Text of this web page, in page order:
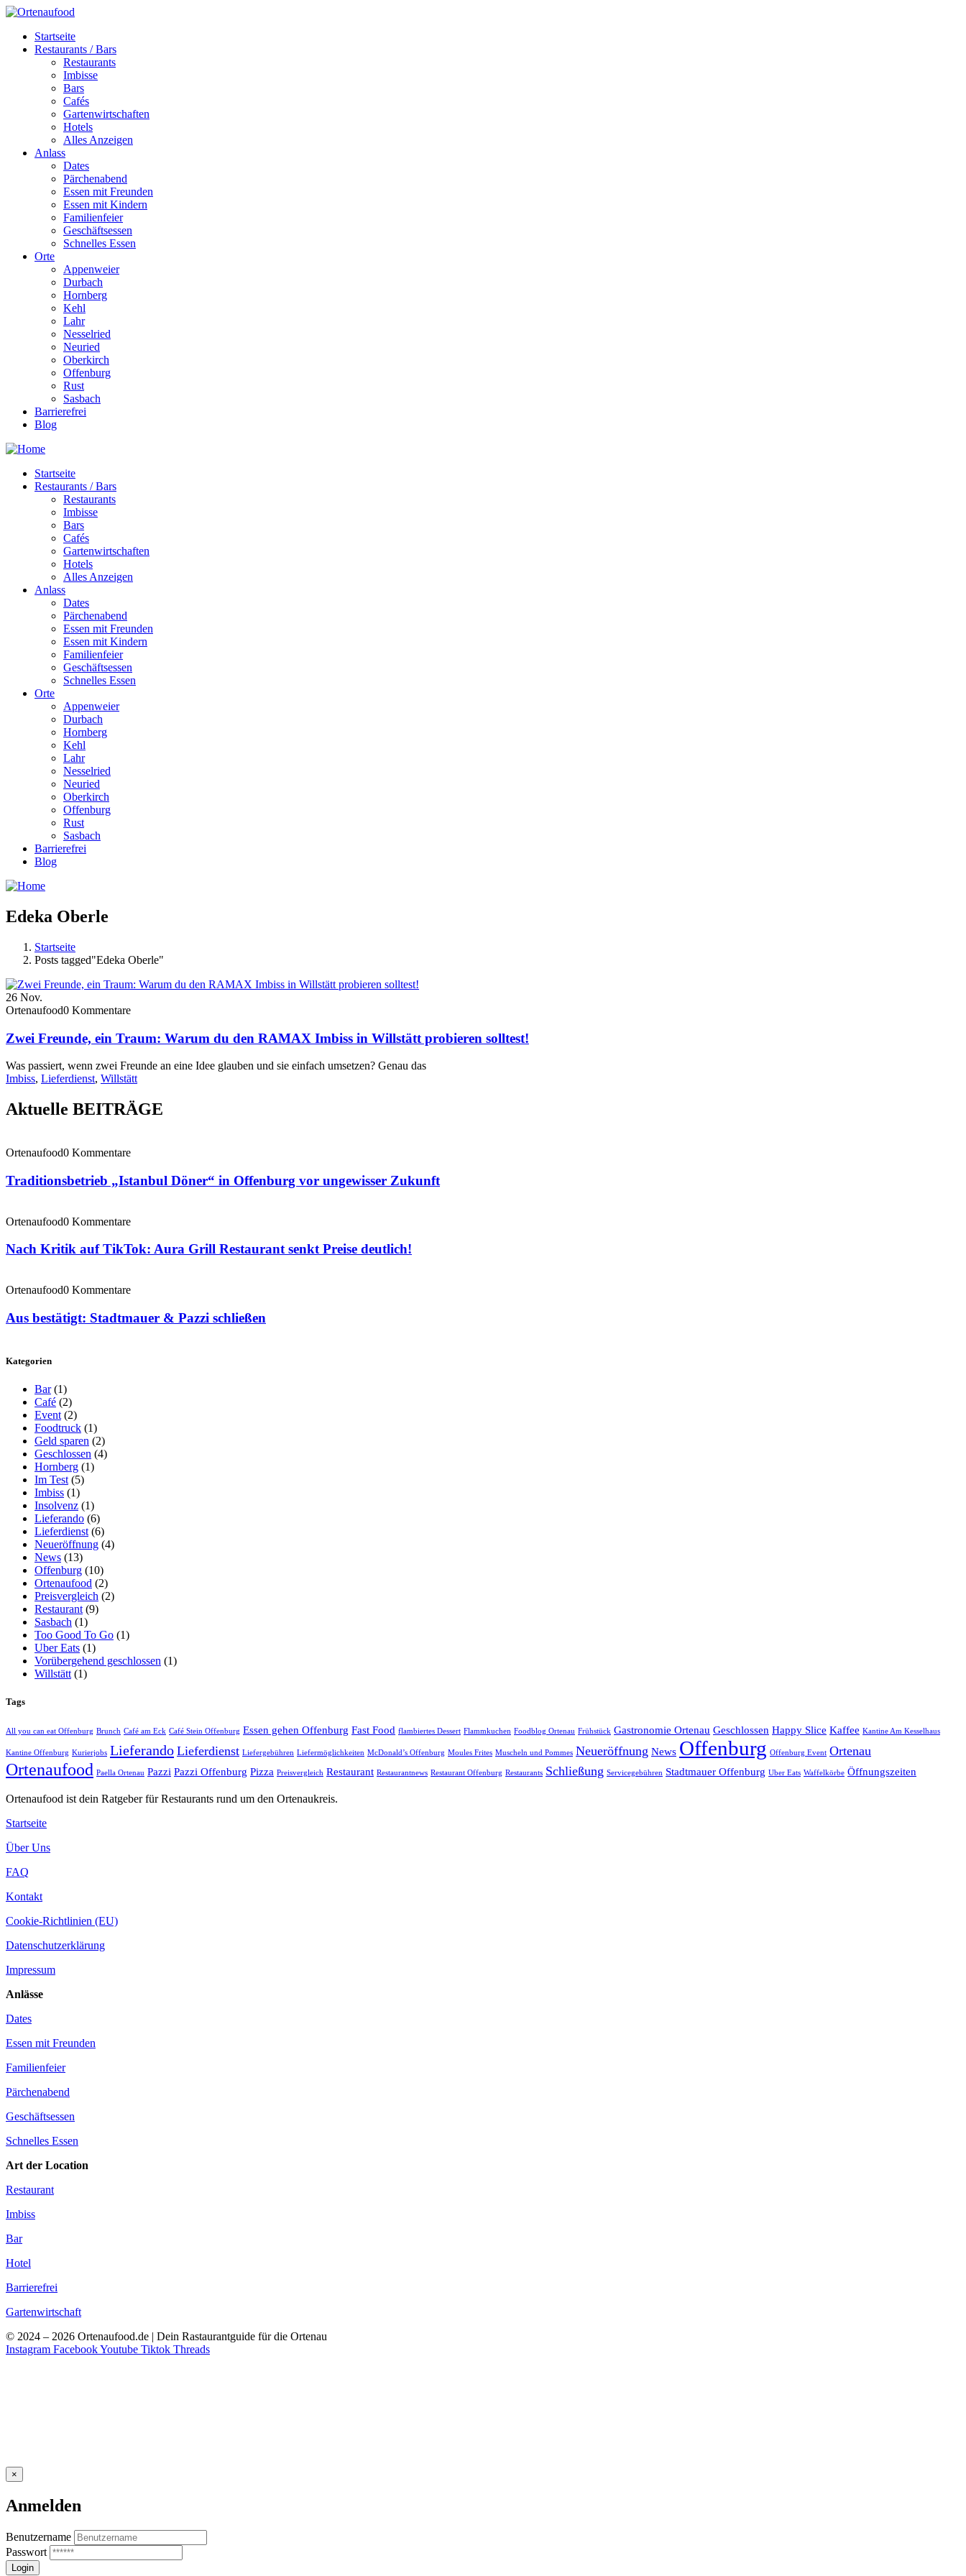
Startseite
Restaurants / Bars
Restaurants
Imbisse
Bars
Cafés
Gartenwirtschaften
Hotels
Alles Anzeigen
Anlass
Dates
Pärchenabend
Essen mit Freunden
Essen mit Kindern
Familienfeier
Geschäftsessen
Schnelles Essen
Orte
Appenweier
Durbach
Hornberg
Kehl
Lahr
Nesselried
Neuried
Oberkirch
Offenburg
Rust
Sasbach
Barrierefrei
Blog
Startseite
Restaurants / Bars
Restaurants
Imbisse
Bars
Cafés
Gartenwirtschaften
Hotels
Alles Anzeigen
Anlass
Dates
Pärchenabend
Essen mit Freunden
Essen mit Kindern
Familienfeier
Geschäftsessen
Schnelles Essen
Orte
Appenweier
Durbach
Hornberg
Kehl
Lahr
Nesselried
Neuried
Oberkirch
Offenburg
Rust
Sasbach
Barrierefrei
Blog
Edeka Oberle
Startseite
Posts tagged"Edeka Oberle"
26 Nov.
Ortenaufood0 Kommentare
Zwei Freunde, ein Traum: Warum du den RAMAX Imbiss in Willstätt probieren solltest!
Was passiert, wenn zwei Freunde an eine Idee glauben und sie einfach umsetzen? Genau das
Imbiss, Lieferdienst, Willstätt
Aktuelle BEITRÄGE
Ortenaufood0 Kommentare
Traditionsbetrieb „Istanbul Döner“ in Offenburg vor ungewisser Zukunft
Ortenaufood0 Kommentare
Nach Kritik auf TikTok: Aura Grill Restaurant senkt Preise deutlich!
Ortenaufood0 Kommentare
Aus bestätigt: Stadtmauer & Pazzi schließen
Kategorien
Bar (1)
Café (2)
Event (2)
Foodtruck (1)
Geld sparen (2)
Geschlossen (4)
Hornberg (1)
Im Test (5)
Imbiss (1)
Insolvenz (1)
Lieferando (6)
Lieferdienst (6)
Neueröffnung (4)
News (13)
Offenburg (10)
Ortenaufood (2)
Preisvergleich (2)
Restaurant (9)
Sasbach (1)
Too Good To Go (1)
Uber Eats (1)
Vorübergehend geschlossen (1)
Willstätt (1)
Tags
All you can eat Offenburg Brunch Café am Eck Café Stein Offenburg Essen gehen Offenburg Fast Food flambiertes Dessert Flammkuchen Foodblog Ortenau Frühstück Gastronomie Ortenau Geschlossen Happy Slice Kaffee Kantine Am Kesselhaus
Kantine Offenburg Kurierjobs Lieferando Lieferdienst Liefergebühren Liefermöglichkeiten McDonald’s Offenburg Moules Frites Muscheln und Pommes Neueröffnung News Offenburg Offenburg Event Ortenau
Ortenaufood Paella Ortenau Pazzi Pazzi Offenburg Pizza Preisvergleich Restaurant Restaurantnews Restaurant Offenburg Restaurants Schließung Servicegebühren Stadtmauer Offenburg Uber Eats Waffelkörbe Öffnungszeiten
Ortenaufood ist dein Ratgeber für Restaurants rund um den Ortenaukreis.
Startseite
Über Uns
FAQ
Kontakt
Cookie-Richtlinien (EU)
Datenschutzerklärung
Impressum
Anlässe
Dates
Essen mit Freunden
Familienfeier
Pärchenabend
Geschäftsessen
Schnelles Essen
Art der Location
Restaurant
Imbiss
Bar
Hotel
Barrierefrei
Gartenwirtschaft
© 2024 – 2026 Ortenaufood.de | Dein Rastaurantguide für die Ortenau
Instagram FacebookYoutube Tiktok Threads
×
Anmelden
Benutzername
Passwort